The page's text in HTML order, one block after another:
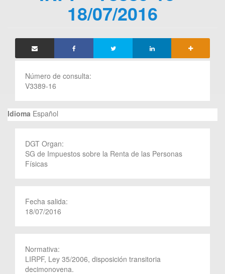
18/07/2016
Número de consulta:
V3389-16
Idioma Español
DGT Organ:
SG de Impuestos sobre la Renta de las Personas
Físicas
Fecha salida:
18/07/2016
Normativa:
LIRPF, Ley 35/2006, disposición transitoria
decimonovena.